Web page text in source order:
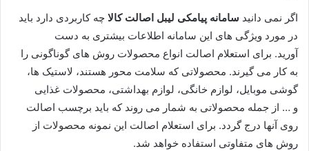
اگر نمی ‌دانید سامانه پیامکی لیبل اصالت کالا چه کاربردی دارد باید
در مورد ویژگی‌ های این سامانه اطلاعات بیشتری به دست
آورید. برای استعلام اصالت انواع محصولات روش‌ های گوناگونی را
به کار می ‌گیرند. محصولاتی که سلامت محور هستند، لاستیک‌ ها،
گوشی موبایل، لوازم خانگی، لوازم بهداشتی، محصولات غذایی
و … از جمله محصولاتی به شمار می ‌روند که باید برچسب اصالت
روی آنها درج گردد. برای استعلام اصالت این نمونه محصولات از
روش‌ های متفاوتی استفاده خواهد شد.